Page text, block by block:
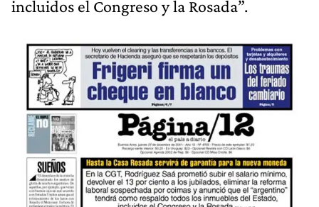
incluidos el Congreso y la Rosada”.